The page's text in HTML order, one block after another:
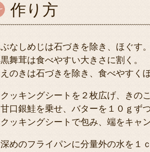
作り方
ぶなしめじは石づきを除き、ほぐす。
黒舞茸は食べやすい大きさに割く。
えのきは石づきを除き、食べやすくほ
クッキングシートを２枚広げ、きのこ
甘口銀鮭を乗せ、バターを１０ｇずつ
クッキングシートで包み、端をキャ
深めのフライパンに分量外の水を１